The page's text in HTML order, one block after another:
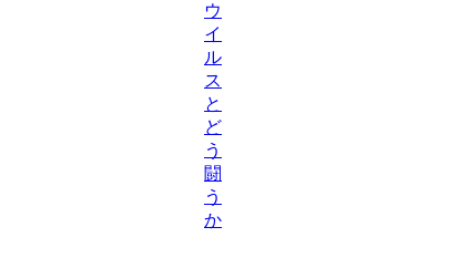
ウ
イ
ル
ス
と
ど
う
闘
う
か